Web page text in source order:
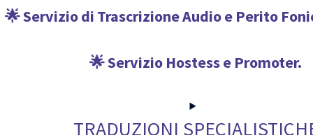
🌟 Servizio di Trascrizione Audio e Perito
🌟 Servizio Hostess e Promoter.
TRADUZIONI